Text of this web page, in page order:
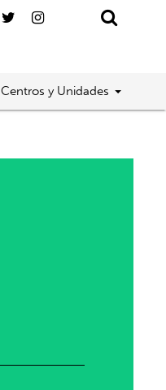
Centros y Unidades